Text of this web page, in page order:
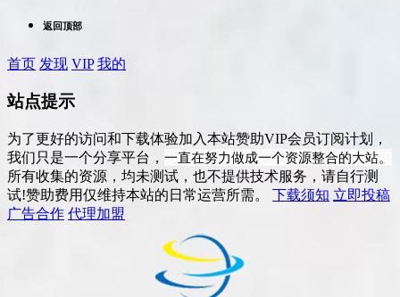
返回顶部
首页 发现 VIP 我的
站点提示
为了更好的访问和下载体验加入本站赞助VIP会员订阅计划，
我们只是一个分享平台， 一直在努力做成一个资源整合的大站。
所有收集的资源，均未测试，也不提供技术服务，请自行测
试!赞助费用仅维持本站的日常运营所需。 下载须知 立即投稿
广告合作 代理加盟